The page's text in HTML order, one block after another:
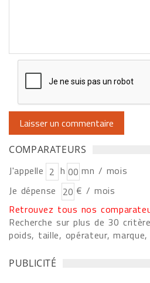
COMPARATEURS
J'appelle h
mn / mois
Je dépense
€ / mois
Retrouvez tous nos
Recherche sur plus de 30
poids, taille, opérateur, marque,
PUBLICITÉ